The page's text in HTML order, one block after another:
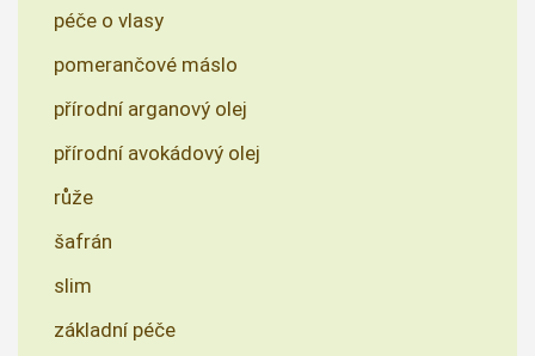
péče o vlasy
pomerančové máslo
přírodní arganový olej
přírodní avokádový olej
růže
šafrán
slim
základní péče